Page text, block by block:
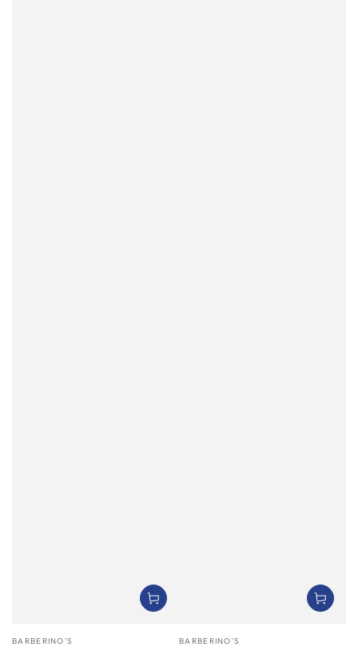
Verkäufer/in:
BARBERINO'S Verkäufer/in:
BARBERINO'S